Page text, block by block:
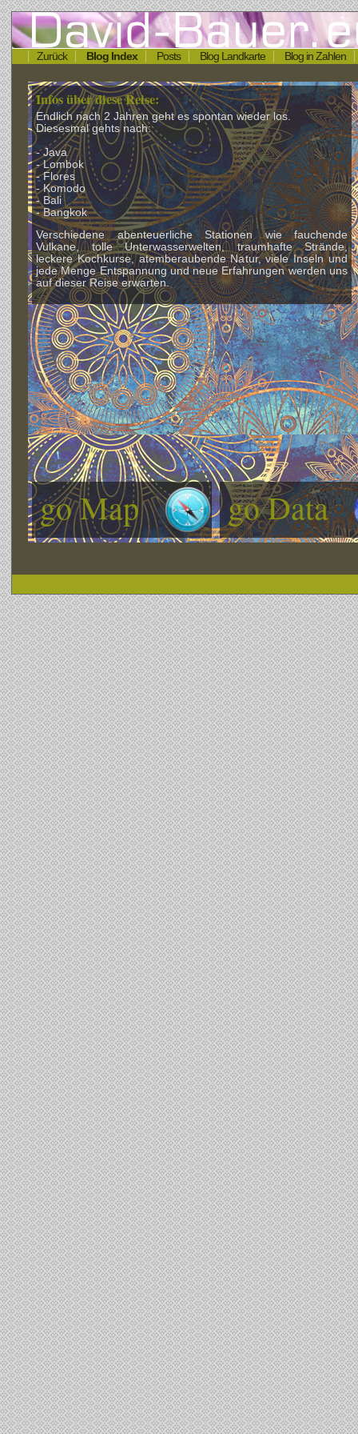
Zurück Blog Index Posts Blog Landkarte Blog in Zahlen
Infos über diese Reise:
Endlich nach 2 Jahren geht es spontan wieder los.
Diesesmal gehts nach:
- Java
- Lombok
- Flores
- Komodo
- Bali
- Bangkok
Verschiedene abenteuerliche Stationen wie fauchende
Vulkane, tolle Unterwasserwelten, traumhafte Strände,
leckere Kochkurse, atemberaubende Natur, viele Inseln und
jede Menge Entspannung und neue Erfahrungen werden uns
auf dieser Reise erwarten.
go Map go Data